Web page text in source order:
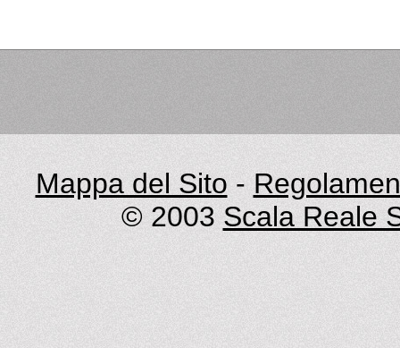
Mappa del Sito -
© 2003 Scala Reale